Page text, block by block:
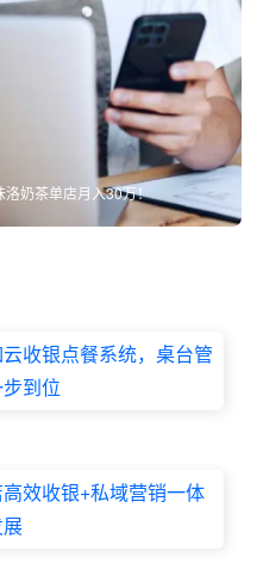
奶茶单店月入30万！
收银点餐系统，桌台管
到位
效收银+私域营销一体